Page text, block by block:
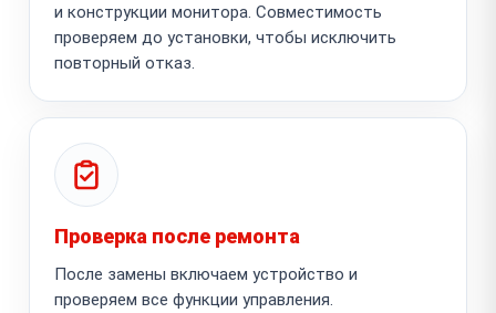
и конструкции монитора. Совместимость
проверяем до установки, чтобы исключить
повторный отказ.
Проверка после ремонта
После замены включаем устройство и
проверяем все функции управления.